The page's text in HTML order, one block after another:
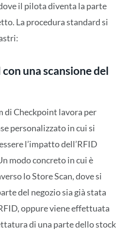
il pilota diventa la parte
La procedura standard si
una scansione del
di Checkpoint lavora per
personalizzato in cui si
l’impatto dell’RFID
modo concreto in cui è
lo Store Scan, dove si
del negozio sia già stata
oppure viene effettuata
di una parte dello stock